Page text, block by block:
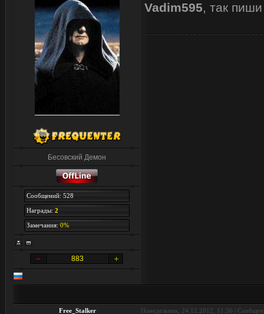
Бесовский Демон
Сообщений: 528
Награды: 2
Замечания: 0%
883
Vadim595, так
Free_Stalker Понедельник, 24.12.2012, 11:56 |